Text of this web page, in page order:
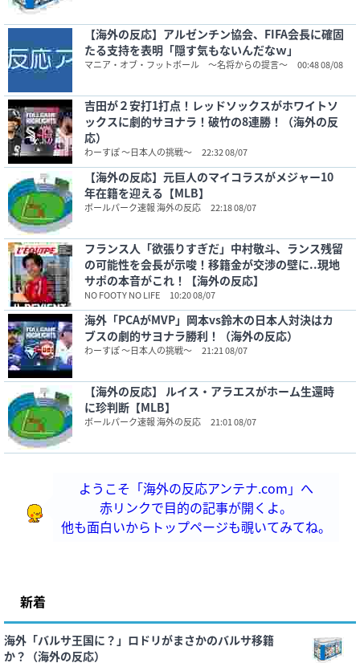
【海外の反応】アルゼンチン協会、FIFA会長に確固
たる支持を表明「隠す気もないんだなｗ」
マニア・オブ・フットボール 〜名将からの提言〜 00:48 08/08
吉田が２安打1打点！レッドソックスがホワイトソ
ックスに劇的サヨナラ！破竹の8連勝！（海外の反
応）
わーすぽ ～日本人の挑戦～ 22:32 08/07
【海外の反応】元巨人のマイコラスがメジャー10
年在籍を迎える【MLB】
ボールパーク速報 海外の反応 22:18 08/07
フランス人「欲張りすぎだ」中村敬斗、ランス残留
の可能性を会長が示唆！移籍金が交渉の壁に..現地
サポの本音がこれ！【海外の反応】
NO FOOTY NO LIFE 10:20 08/07
海外「PCAがMVP」岡本vs鈴木の日本人対決はカ
ブスの劇的サヨナラ勝利！（海外の反応）
わーすぽ ～日本人の挑戦～ 21:21 08/07
【海外の反応】 ルイス・アラエスがホーム生還時
に珍判断【MLB】
ボールパーク速報 海外の反応 21:01 08/07
ようこそ「海外の反応アンテナ.com」へ
赤リンクで目的の記事が開くよ。
他も面白いからトップページも覗いてみてね。
新着
海外「バルサ王国に？」ロドリがまさかのバルサ移籍
か？（海外の反応）